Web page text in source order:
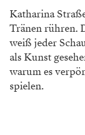
Katharina
Tränen rühren.
weiß jeder
als Kunst
warum es
spielen.